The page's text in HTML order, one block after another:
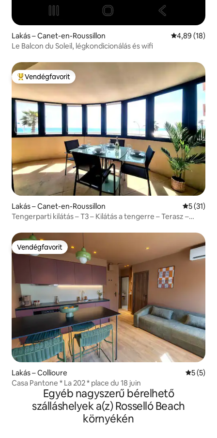
Lakás – Canet-en-Roussillon Átlagos
4,89 (18)
Le Balcon du Soleil, légkondicionálás és wifi
Kiemelt vendégfavorit
Vendégfavorit
Lakás – Canet-en-Roussillon Átlagos
5 (31)
Tengerparti kilátás – T3 – Kilátás a tengerre – Terasz –
Vendégfavorit
Vendégfavorit
Lakás – Collioure Átlagos
5 (5)
Casa Pantone * La 202 * place du 18 juin
Egyéb nagyszerű bérelhető
szálláshelyek a(z) Rosselló Beach
környékén